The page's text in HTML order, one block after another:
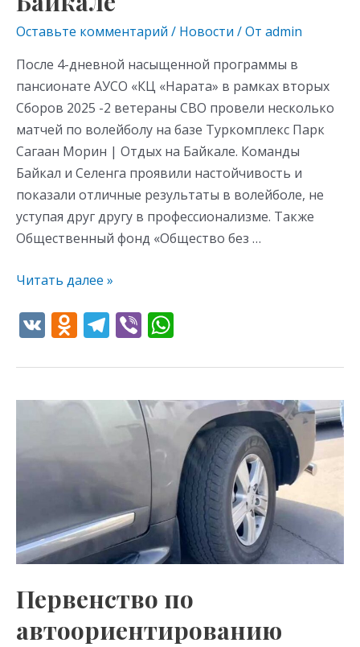
Оставьте комментарий / Новости / От admin
После 4-дневной насыщенной программы в
пансионате АУСО «КЦ «Нарата» в рамках вторых
Сборов 2025 -2 ветераны СВО провели несколько
матчей по волейболу на базе Туркомплекс Парк
Сагаан Морин | Отдых на Байкале. Команды
Байкал и Селенга проявили настойчивость и
показали отличные результаты в волейболе, не
уступая друг другу в профессионализме. Также
Общественный фонд «Общество без …
Читать далее »
V O
n
o
kl
as
s
ni
ki
T
e
gr
a
m
Vi
er at
s
A
p
p
Первенство по
автоориентированию
Первенство
автоориентированию